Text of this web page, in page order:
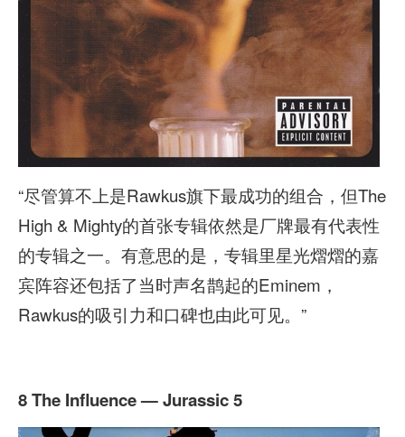
“尽管算不上是Rawkus旗下最成功的组合，但The
High & Mighty的首张专辑依然是厂牌最有代表性
的专辑之一。有意思的是，专辑里星光熠熠的嘉
宾阵容还包括了当时声名鹊起的Eminem，
Rawkus的吸引力和口碑也由此可见。”
8 The Influence — Jurassic 5